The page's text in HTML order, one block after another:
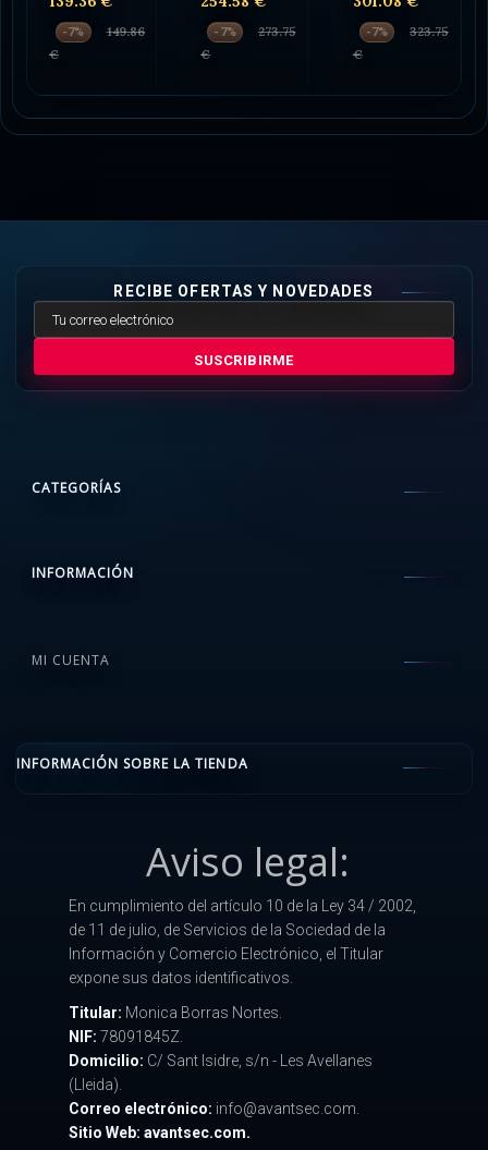
-7%
149.86
€
-7%
273.75
€
-7%
323.75
€
RECIBE OFERTAS Y NOVEDADES
SUSCRIBIRME
CATEGORÍAS
INFORMACIÓN
MI CUENTA
INFORMACIÓN SOBRE LA TIENDA
Aviso legal:
En cumplimiento del artículo 10 de la Ley 34 / 2002,
de 11 de julio, de Servicios de la Sociedad de la
Información y Comercio Electrónico, el Titular
expone sus datos identificativos.
Titular: Monica Borras Nortes.
NIF: 78091845Z.
Domicilio: C/ Sant Isidre, s/n - Les Avellanes
(Lleida).
Correo electrónico: info@avantsec.com.
Sitio Web: avantsec.com.